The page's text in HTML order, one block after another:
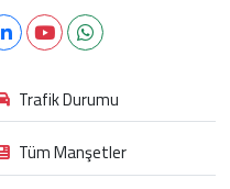
Trafik Durumu
Tüm Manşetler